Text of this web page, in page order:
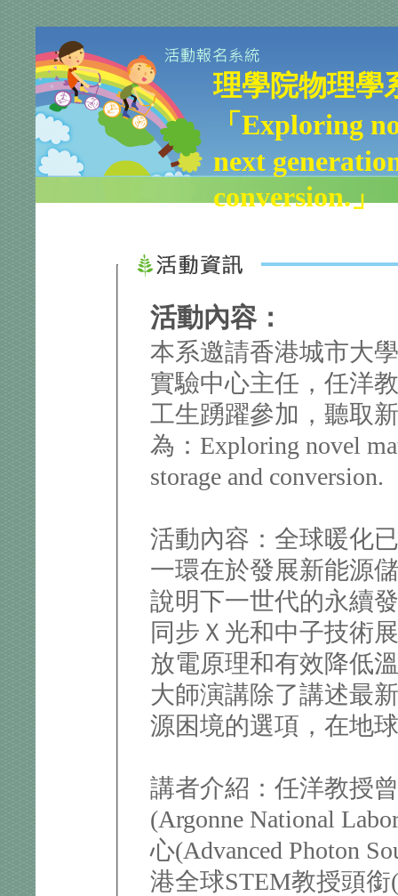
理學院物理學
「Exploring
next
conversion.」
活動內容：
本系邀請香港城市大
實驗中心主任，任洋
工生踴躍參加，聽取
為：Exploring novel
storage and conversion.
活動內容：全球暖化
一環在於發展新能源
說明下一世代的永續
同步Ｘ光和中子技術
放電原理和有效降低
大師演講除了講述最
源困境的選項，在地
講者介紹：任洋教授
(Argonne National
心(Advanced Photon
港全球STEM教授頭銜